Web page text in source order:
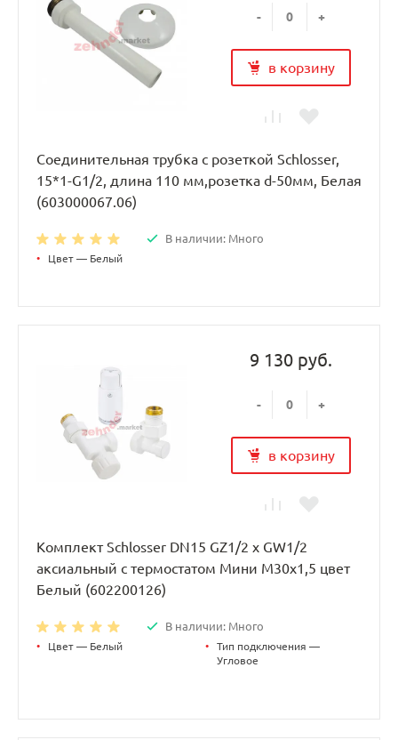
- +
в корзину
Соединительная трубка с розеткой Schlosser,
15*1-G1/2, длина 110 мм,розетка d-50мм, Белая
(603000067.06)
В наличии: Много
• Цвет — Белый
9 130 руб.
- +
в корзину
Комплект Schlosser DN15 GZ1/2 x GW1/2
аксиальный с термостатом Мини M30x1,5 цвет
Белый (602200126)
В наличии: Много
• Цвет — Белый •
Тип подключения —
Угловое